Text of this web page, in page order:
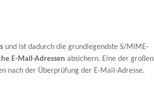
und ist dadurch die grundlegendste S/MIME-
E-Mail-Adressen absichern. Eine der großen
nach der Überprüfung der E-Mail-Adresse.